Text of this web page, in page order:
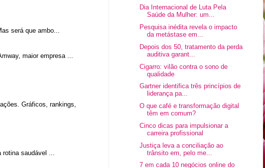
será que ambo...
maior empresa ...
Gráficos, rankings,
rotina saudável ...
Dia Internacional de Luta Pela
Saúde da Mulher: um...
Pesquisa inédita revela o impacto
da metástase em...
Depois dos 50, tratamento da perda
auditiva garant...
Cigarro: vilão contra o sono de
qualidade
Gartner identifica três princípios de
liderança pa...
O que café e transformação digital
têm em comum?
Cinco dicas para impulsionar a
carreira profissional
Justiça leva a conciliação ao
trânsito em, pelo me...
7 em cada 10 negócios online do